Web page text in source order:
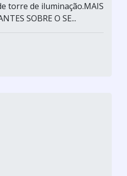
torre de iluminação.MAIS
SOBRE O SE...